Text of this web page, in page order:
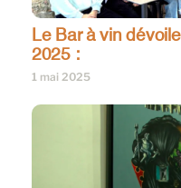
Le Bar à vin
2025 :
1 mai 2025